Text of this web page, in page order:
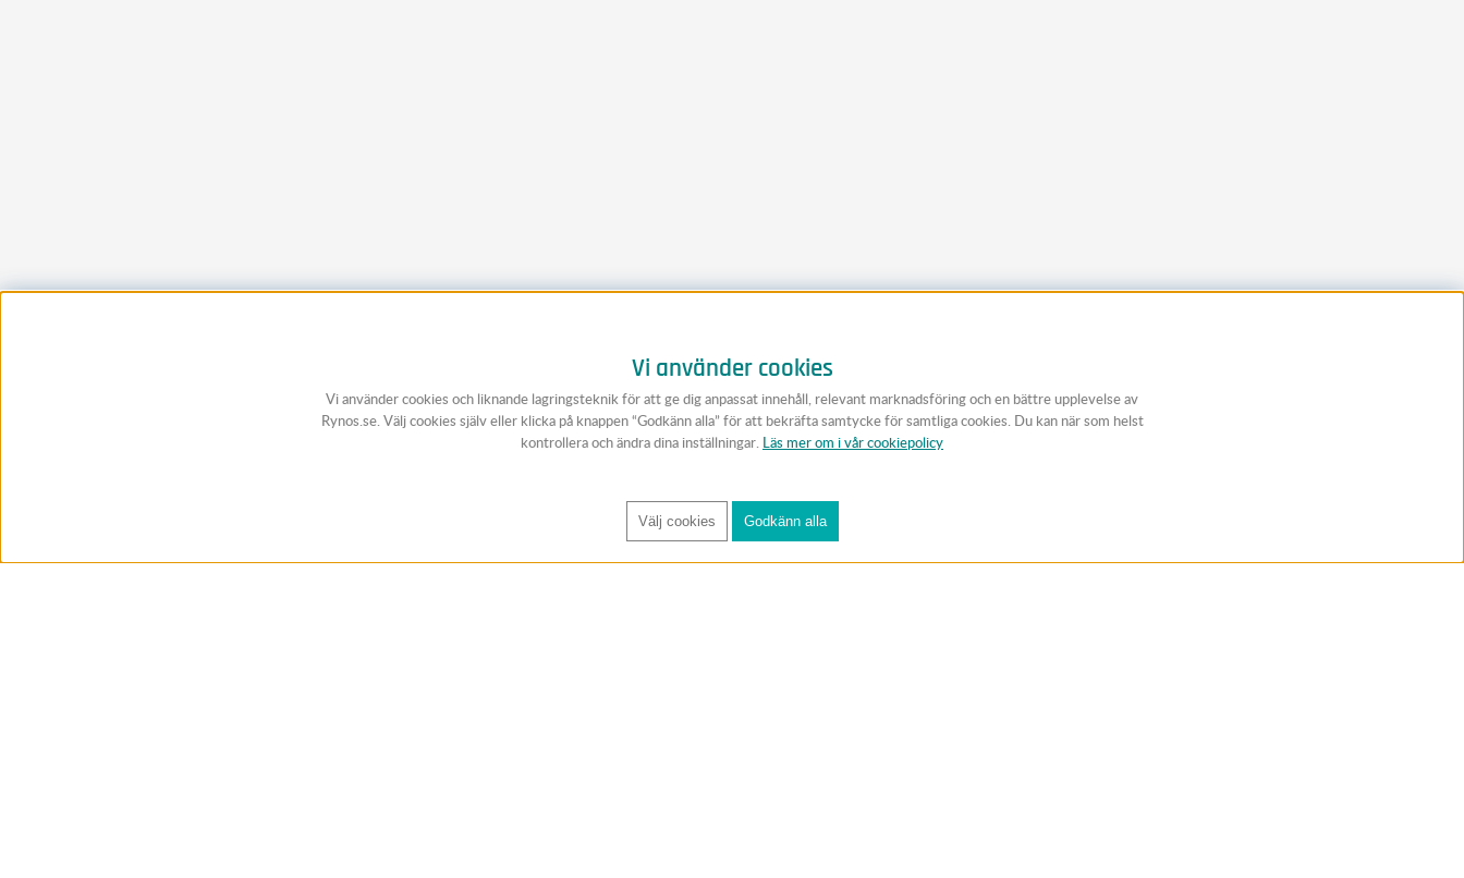
Vi använder cookies
Vi använder cookies och liknande lagringsteknik för att ge dig anpassat innehåll, relevant marknadsföring och en bättre upplevelse av
Rynos.se. Välj cookies själv eller klicka på knappen “Godkänn alla” för att bekräfta samtycke för samtliga cookies. Du kan när som helst
kontrollera och ändra dina inställningar. Läs mer om i vår cookiepolicy
Välj cookies Godkänn alla